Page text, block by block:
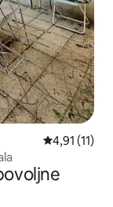
Prosječna
4,91 (11)